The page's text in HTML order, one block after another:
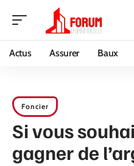
Actus Assurer Baux
Foncier
Si vous
gagner de